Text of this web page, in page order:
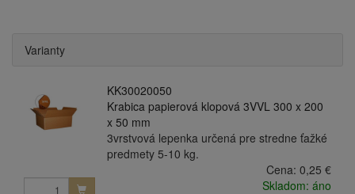
Varianty
KK30020050
Krabica papierová klopová 3VVL 300 x 200
x 50 mm
3vrstvová lepenka určená pre stredne ťažké
predmety 5-10 kg.
Cena: 0,25 €
Skladom: áno